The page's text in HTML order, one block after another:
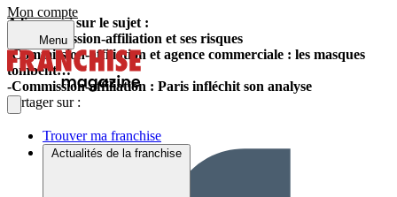
Mon compte
Menu
Trouver ma franchise
Actualités de la franchise
A lire aussi sur le sujet :
-La commission-affiliation et ses risques
-Commission-affiliation et agence commerciale : les masques
tombent…
-Commission-affiliation : Paris infléchit son analyse
Partager sur :